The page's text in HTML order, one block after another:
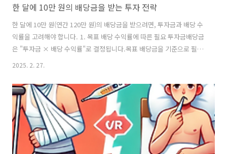
한 달에 10만 원의 배당금을 받는 투자 전략
한 달에 10만 원(연간 120만 원)의 배당금을 받으려면, 투자금과 배당 수
익률을 고려해야 합니다. 1. 목표 배당 수익률에 따른 필요 투자금배당금
은 "투자금 × 배당 수익률"로 결정됩니다.목표 배당금을 기준으로 필요
한 투자금을 계산해 보겠습니다.배당 수익률필요 투자금3%4,000만 원
은 투자금으로 목표를 달성할 수 있지만, 안정성을 고려해야 합니다.보통
배당 수익률 4~5% 수준의 안정적인 기업 및 ETF에 분산 투자하는 것이
적절합니다. 2. 투자 대상 추천배당금을 꾸준히 받을 수 있는 국내 및 해
외 배당주, ETF를 추천드립니다.(1) 국내 배당주 (코스피/코스닥)삼성전
자 우선주 (005935): 배당 수익률 3~4%K..
2025. 2. 27.